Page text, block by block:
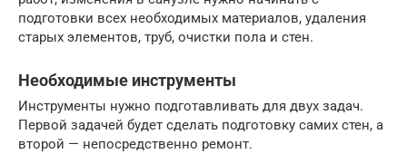
подготовки всех необходимых материалов, удаления
старых элементов, труб, очистки пола и стен.
Необходимые инструменты
Инструменты нужно подготавливать для двух задач.
Первой задачей будет сделать подготовку самих стен, а
второй — непосредственно ремонт.